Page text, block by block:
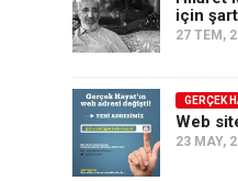
için şart
27 TEM,
GERÇEK
Web
23 MAY,